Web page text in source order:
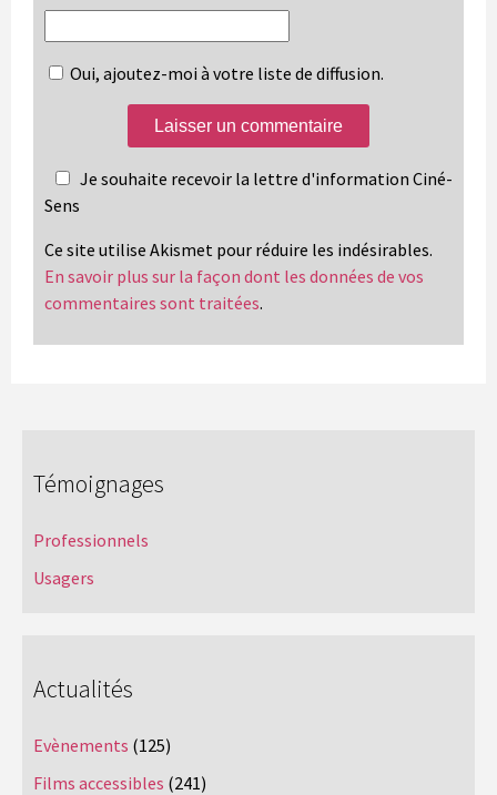
Oui, ajoutez-moi à votre liste de diffusion.
Je souhaite recevoir la lettre d'information Ciné-
Sens
Ce site utilise Akismet pour réduire les indésirables.
En savoir plus sur la façon dont les données de vos
commentaires sont traitées.
Témoignages
Professionnels
Usagers
Actualités
Evènements (125)
Films accessibles (241)